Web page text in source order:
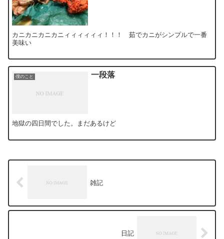
カニカニカニカニィィィィィィ！！！ 茹でカニがシンプルで一番
美味い
僕のこと 一段落
地獄の四日間でした。まだあるけど
雑記
日記